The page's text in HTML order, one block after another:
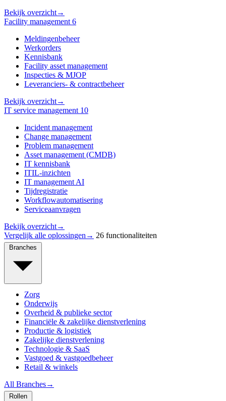
Bekijk overzicht→
Facility management 6
Meldingenbeheer
Werkorders
Kennisbank
Facility asset management
Inspecties & MJOP
Leveranciers- & contractbeheer
Bekijk overzicht→
IT service management 10
Incident management
Change management
Problem management
Asset management (CMDB)
IT kennisbank
ITIL-inzichten
IT management AI
Tijdregistratie
Workflowautomatisering
Serviceaanvragen
Bekijk overzicht→
Vergelijk alle oplossingen → 26 functionaliteiten
Zorg
Onderwijs
Overheid & publieke sector
Financiële & zakelijke dienstverlening
Productie & logistiek
Zakelijke dienstverlening
Technologie & SaaS
Vastgoed & vastgoedbeheer
Retail & winkels
All Branches→